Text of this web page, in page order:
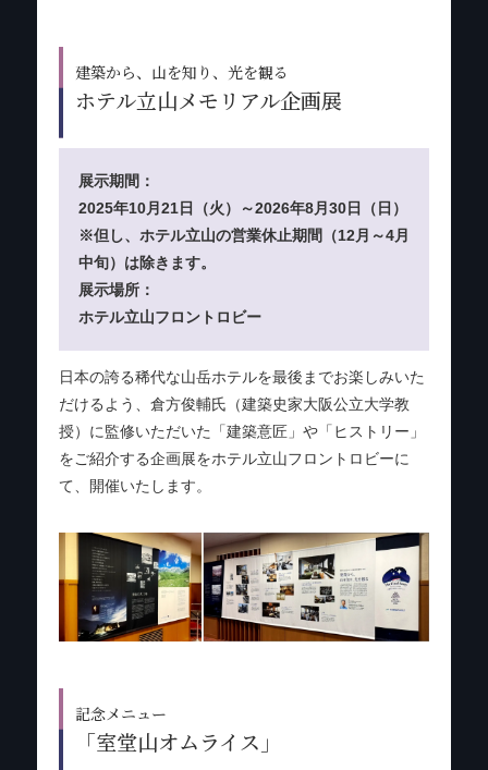
建築から、山を知り、光を観る
ホテル立山メモリアル企画展
展示期間：
2025年10月21日（火）～2026年8月30日（日）
※但し、ホテル立山の営業休止期間（12月～4月
中旬）は除きます。
展示場所：
ホテル立山フロントロビー
日本の誇る稀代な山岳ホテルを最後までお楽しみいた
だけるよう、倉方俊輔氏（建築史家大阪公立大学教
授）に監修いただいた「建築意匠」や「ヒストリー」
をご紹介する企画展をホテル立山フロントロビーに
て、開催いたします。
記念メニュー
「室堂山オムライス」